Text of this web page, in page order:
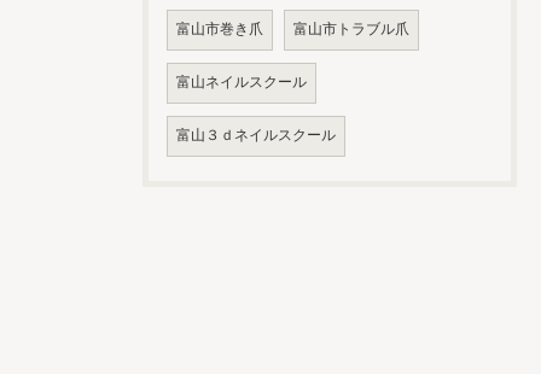
富山市巻き爪 富山市トラブル爪
富山ネイルスクール
富山３ｄネイルスクール